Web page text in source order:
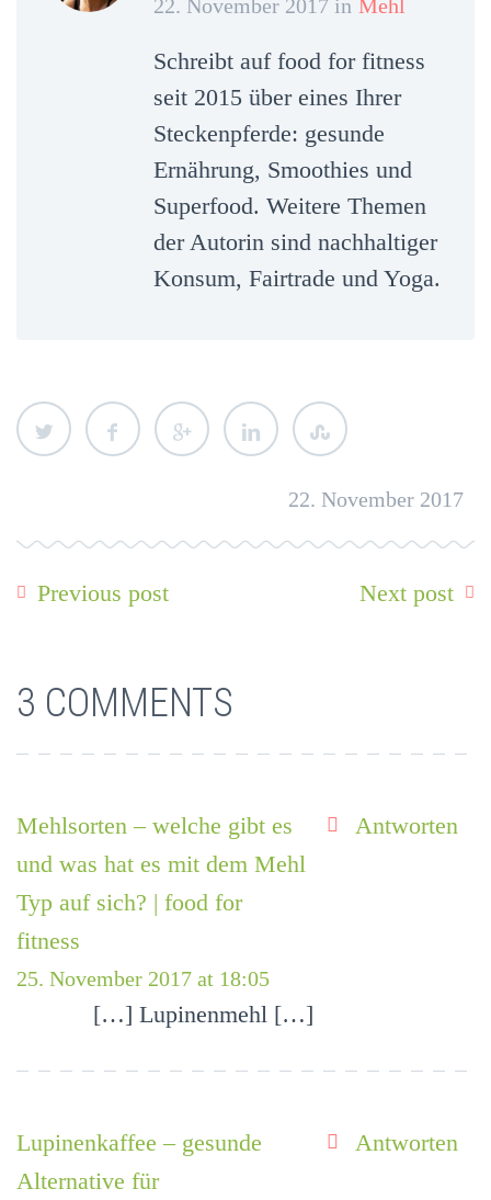
22. November 2017 in Mehl
Schreibt auf food for fitness
seit 2015 über eines Ihrer
Steckenpferde: gesunde
Ernährung, Smoothies und
Superfood. Weitere Themen
der Autorin sind nachhaltiger
Konsum, Fairtrade und Yoga.
22. November 2017
Previous post Next post
3 COMMENTS
Mehlsorten – welche gibt es
und was hat es mit dem Mehl
Typ auf sich? | food for
fitness
25. November 2017 at 18:05
Antworten
[…] Lupinenmehl […]
Lupinenkaffee – gesunde
Alternative für
Antworten